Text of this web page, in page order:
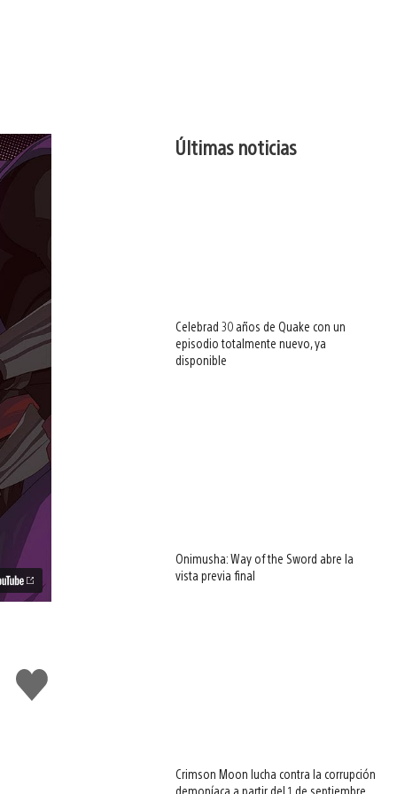
Me
gusta
esto
Últimas noticias
Celebrad 30 años de Quake con un
episodio totalmente nuevo, ya
disponible
Onimusha: Way of the Sword abre la
vista previa final
Crimson Moon lucha contra la corrupción
demoníaca a partir del 1 de septiembre